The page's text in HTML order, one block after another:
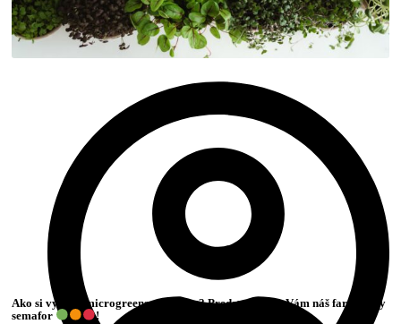
Ako si vybrať microgreens semienka? Predstavujeme Vám náš farmársky
semafor
!